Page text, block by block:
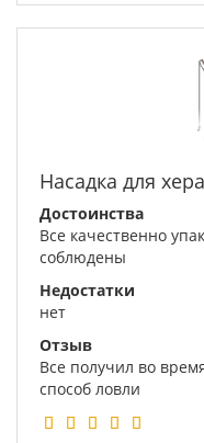
Насадка для
Достоинства
Все качественно
соблюдены
Недостатки
нет
Отзыв
Все получил во
способ ловли